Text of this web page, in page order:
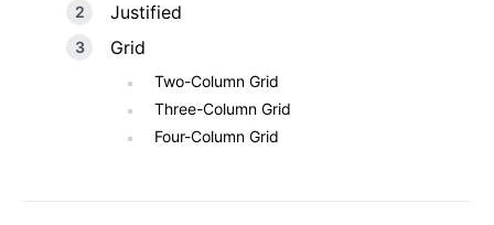
Justified
Grid
Two-Column Grid
Three-Column Grid
Four-Column Grid